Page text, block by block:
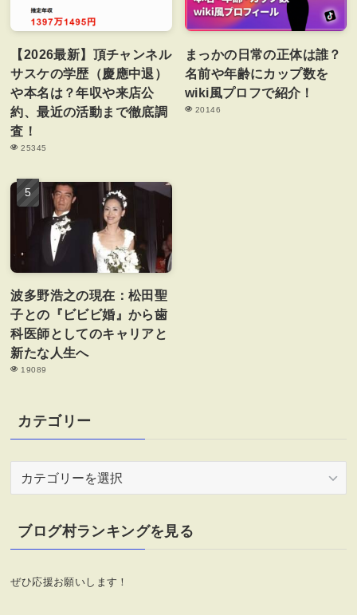
【2026最新】頂チャンネル
サスケの学歴（慶應中退）
や本名は？年収や来店公
約、最近の活動まで徹底調
査！
25345
まっかの日常の正体は誰？
名前や年齢にカップ数を
wiki風プロフで紹介！
20146
波多野浩之の現在：松田聖
子との『ビビビ婚』から歯
科医師としてのキャリアと
新たな人生へ
19089
カテゴリー
リ
ー
ブログ村ランキングを見る
ぜひ応援お願いします！